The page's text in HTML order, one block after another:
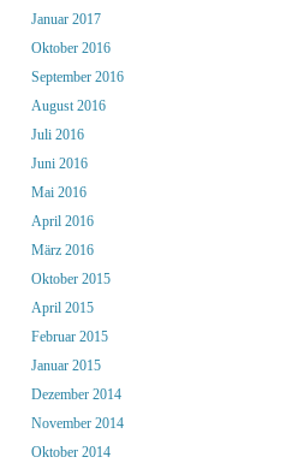
Januar 2017
Oktober 2016
September 2016
August 2016
Juli 2016
Juni 2016
Mai 2016
April 2016
März 2016
Oktober 2015
April 2015
Februar 2015
Januar 2015
Dezember 2014
November 2014
Oktober 2014